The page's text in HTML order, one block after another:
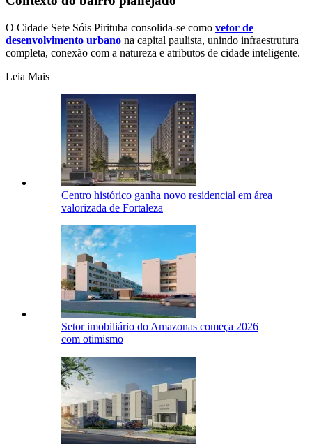
O Cidade Sete Sóis Pirituba consolida-se como vetor de
desenvolvimento urbano na capital paulista, unindo infraestrutura
completa, conexão com a natureza e atributos de cidade inteligente.
Leia Mais
Centro histórico ganha novo residencial em área
valorizada de Fortaleza
Setor imobiliário do Amazonas começa 2026
com otimismo